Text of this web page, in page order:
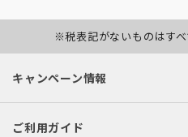
※税表記がないものはす
キャンペーン情報
ご利用ガイド